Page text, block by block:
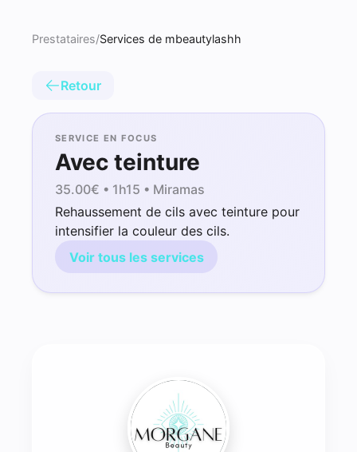
Prestataires/Services de mbeautylashh
Retour
SERVICE EN FOCUS
Avec teinture
35.00€ • 1h15 • Miramas
Rehaussement de cils avec teinture pour
intensifier la couleur des cils.
Voir tous les services